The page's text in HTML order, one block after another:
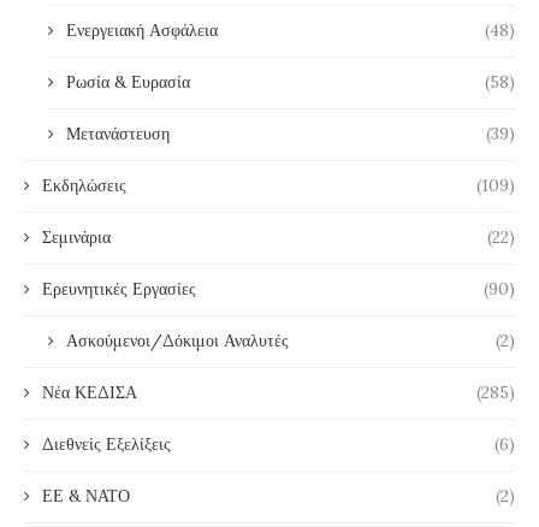
Ενεργειακή Ασφάλεια (48)
Ρωσία & Ευρασία (58)
Μετανάστευση (39)
Εκδηλώσεις (109)
Σεμινάρια (22)
Ερευνητικές Εργασίες (90)
Ασκούμενοι/Δόκιμοι Αναλυτές (2)
Νέα ΚΕΔΙΣΑ (285)
Διεθνείς Εξελίξεις (6)
ΕΕ & ΝΑΤΟ (2)